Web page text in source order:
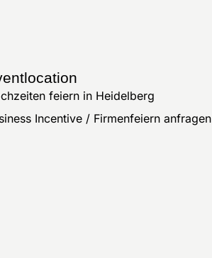
feiern in Heidelberg
Incentive / Firmenfeiern anfragen